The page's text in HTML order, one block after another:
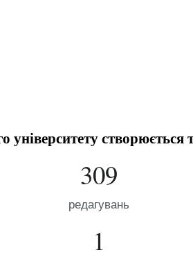
університету
309
редагувань
1